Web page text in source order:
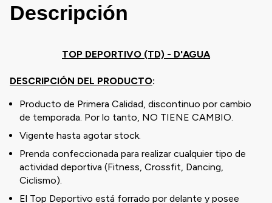
Descripción
TOP DEPORTIVO (TD) - D'AGUA
DESCRIPCIÓN DEL PRODUCTO:
Producto de Primera Calidad, discontinuo por cambio
de temporada. Por lo tanto, NO TIENE CAMBIO.
Vigente hasta agotar stock.
Prenda confeccionada para realizar cualquier tipo de
actividad deportiva (Fitness, Crossfit, Dancing,
Ciclismo).
El Top Deportivo está forrado por delante y posee